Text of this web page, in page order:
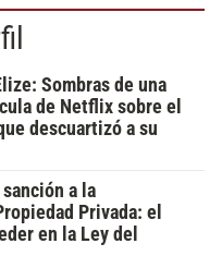
Sombras de una
de Netflix sobre el
descuartizó a su
a la
Privada: el
en la Ley del